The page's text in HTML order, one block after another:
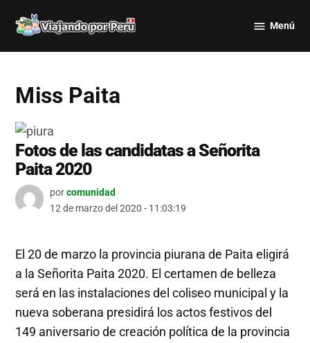
por Perú
Menú
Miss Paita
Fotos de las candidatas a Señorita
Paita 2020
porcomunidad
12 de marzo del 2020 - 11:03:19
El 20 de marzo la provincia piurana de Paita eligirá
a la Señorita Paita 2020. El certamen de belleza
será en las instalaciones del coliseo municipal y la
nueva soberana presidirá los actos festivos del
149 aniversario de creación política de la provincia